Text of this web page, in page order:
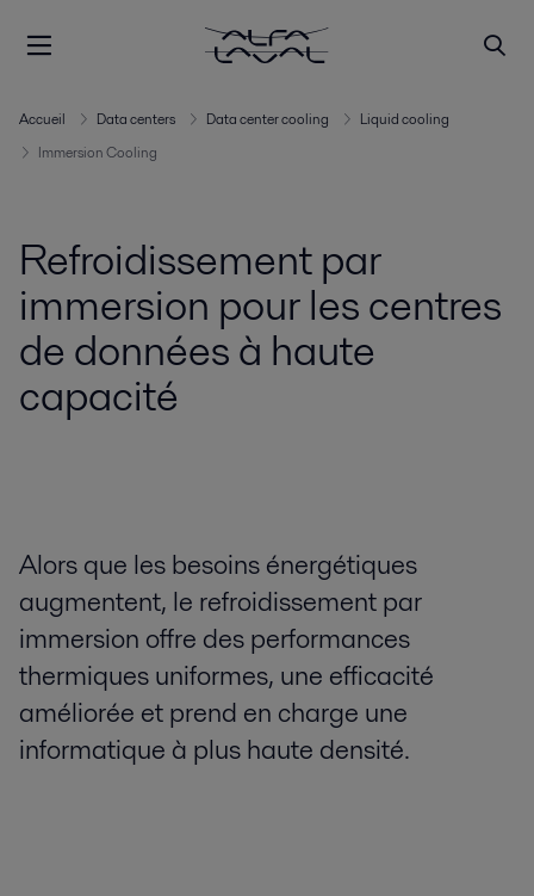
Accueil Data centers Data center cooling
Liquid cooling
Immersion Cooling
Refroidissement par
immersion pour les centres
de données à haute
capacité
Alors que les besoins énergétiques
augmentent, le refroidissement par
immersion offre des performances
thermiques uniformes, une efficacité
améliorée et prend en charge une
informatique à plus haute densité.